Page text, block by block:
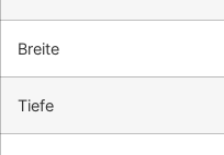
Breite
Tiefe